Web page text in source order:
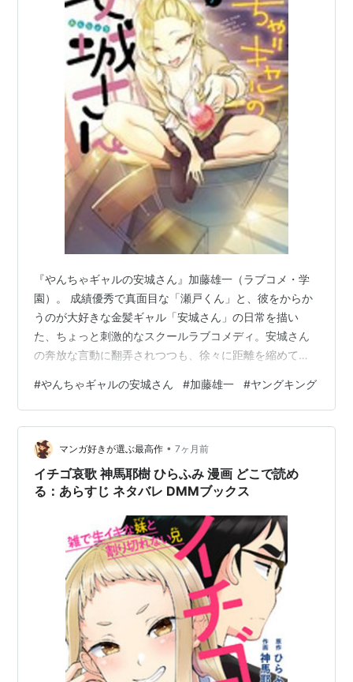
『やんちゃギャルの安城さん』加藤雄一（ラブコメ・学
園）。 成績優秀で真面目な「瀬戸くん」と、彼をからか
うのが大好きな金髪ギャル「安城さん」の日常を描い
た、ちょっと刺激的なスクールラブコメディ。安城さん
の奔放な言動に翻弄されつつも、徐々に距離を縮めてい
品です。
#やんちゃギャルの安城さん #加藤雄一 #ヤングキング
マンガ好きが選ぶ最高作 • 7ヶ月前
イチゴ哀歌 神馬耶樹 ひらふみ 漫画 どこで読め
る：あらすじ ネタバレ DMMブックス